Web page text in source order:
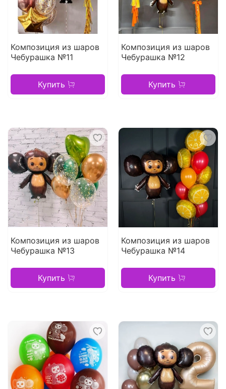
Композиция из шаров
Чебурашка №11
Купить
Композиция из шаров
Чебурашка №12
Купить
Композиция из шаров
Чебурашка №13
Купить
Композиция из шаров
Чебурашка №14
Купить